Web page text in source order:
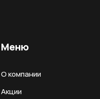
Меню
О компании
Акции